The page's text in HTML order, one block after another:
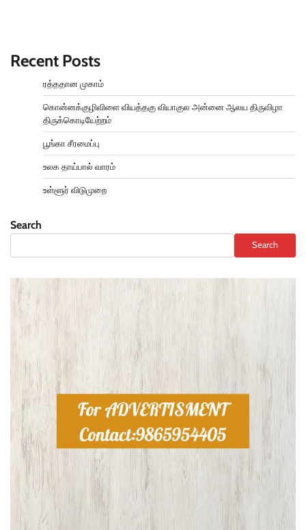
Recent Posts
ரத்ததான முகாம்
கொன்னக்குழிவிளை வியத்தகு வியாகுல அன்னை ஆலய திருவிழா
திருக்கொடியேற்றம்
பூங்கா சீரமைப்பு
உலக தாய்பால் வாரம்
உள்ளூர் விடுமுறை
Search
Search